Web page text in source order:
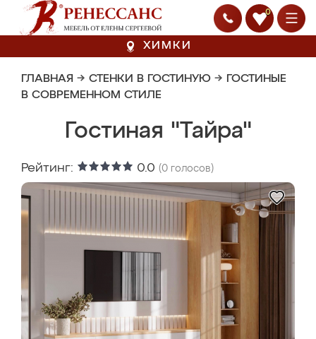
0
ХИМКИ
ГЛАВНАЯ → СТЕНКИ В ГОСТИНУЮ → ГОСТИНЫЕ
В СОВРЕМЕННОМ СТИЛЕ
Гостиная "Тайра"
Рейтинг: 0.0 (0 голосов)